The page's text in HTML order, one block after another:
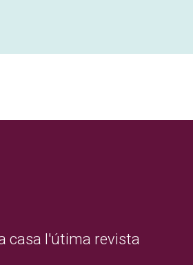
casa l'útima revista